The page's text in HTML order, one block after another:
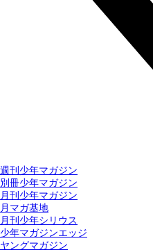
週刊少年マガジン
別冊少年マガジン
月刊少年マガジン
月マガ基地
月刊少年シリウス
少年マガジンエッジ
ヤングマガジン